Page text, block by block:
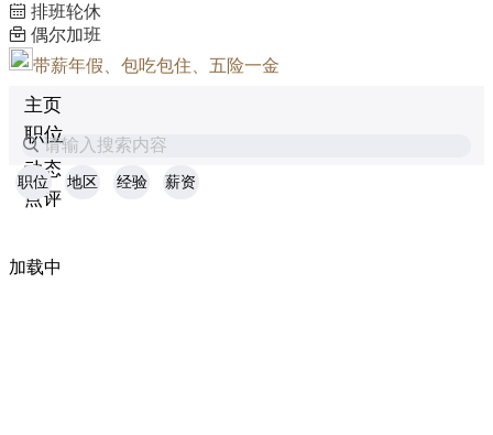
排班轮休
偶尔加班
带薪年假、包吃包住、五险一金
主页
职位
动态
点评
请输入搜索内容
职位 地区 经验 薪资
加载中